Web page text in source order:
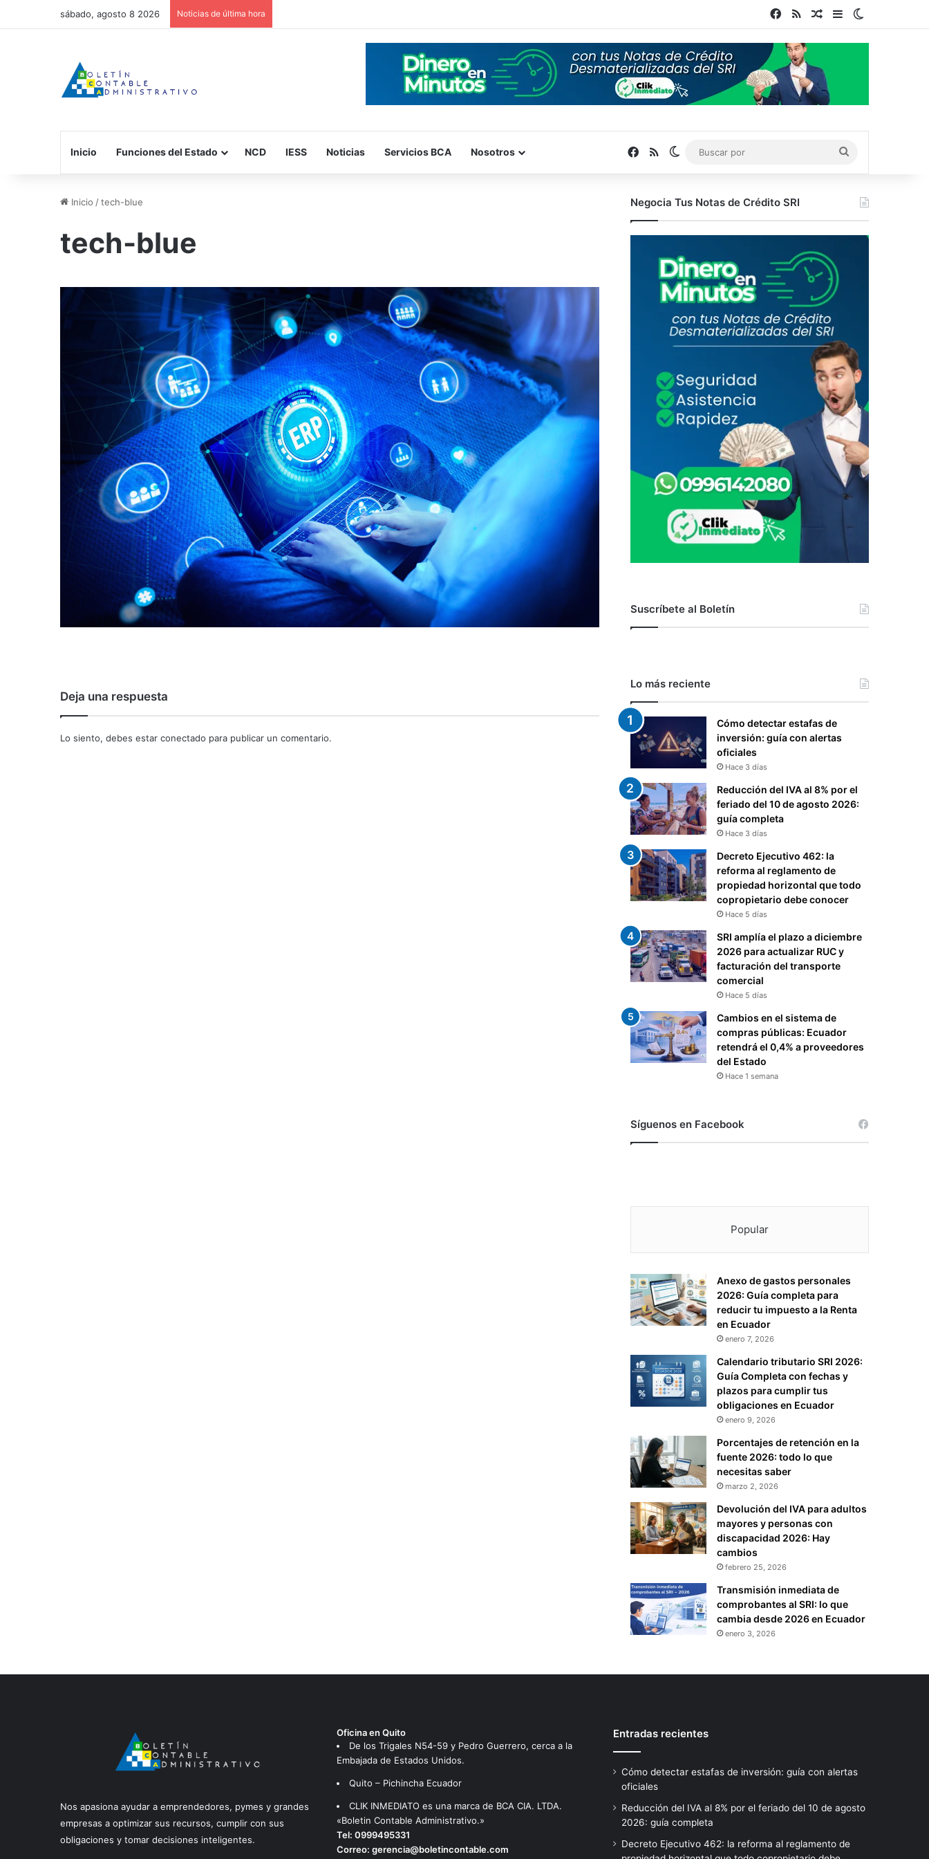
sábado, agosto 8 2026 Noticias de última hora Facebook
RSS Publicación al azar
Barra lateral
Inicio Funciones del Estado NCD IESS Noticias Servicios BCA Nosotros Facebook
RSS Switch skin
por
Inicio /tech-blue
tech-blue
Deja una respuesta
Lo siento, debes estar conectado para publicar un comentario.
Negocia Tus Notas de Crédito SRI
Suscríbete al Boletín
Lo más reciente
Cómo detectar estafas de
inversión: guía con alertas
oficiales
Hace 3 días
Reducción del IVA al 8% por el
feriado del 10 de agosto 2026:
guía completa
Hace 3 días
Decreto Ejecutivo 462: la
reforma al reglamento de
propiedad horizontal que todo
copropietario debe conocer
Hace 5 días
SRI amplía el plazo a diciembre
2026 para actualizar RUC y
facturación del transporte
comercial
Hace 5 días
Cambios en el sistema de
compras públicas: Ecuador
retendrá el 0,4% a proveedores
del Estado
Hace 1 semana
Síguenos en Facebook
Popular
Anexo de gastos personales
2026: Guía completa para
reducir tu impuesto a la Renta
en Ecuador
enero 7, 2026
Calendario tributario SRI 2026:
Guía Completa con fechas y
plazos para cumplir tus
obligaciones en Ecuador
enero 9, 2026
Porcentajes de retención en la
fuente 2026: todo lo que
necesitas saber
marzo 2, 2026
Devolución del IVA para adultos
mayores y personas con
discapacidad 2026: Hay
cambios
febrero 25, 2026
Transmisión inmediata de
comprobantes al SRI: lo que
cambia desde 2026 en Ecuador
enero 3, 2026
Nos apasiona ayudar a emprendedores, pymes y grandes
empresas a optimizar sus recursos, cumplir con sus
obligaciones y tomar decisiones inteligentes.
Oficina en Quito
De los Trigales N54-59 y Pedro Guerrero, cerca a la
Embajada de Estados Unidos.
Quito – Pichincha Ecuador
CLIK INMEDIATO es una marca de BCA CIA. LTDA.
«Boletin Contable Administrativo.»
Tel: 0999495331
Correo: gerencia@boletincontable.com
Entradas recientes
Cómo detectar estafas de inversión: guía con alertas
oficiales
Reducción del IVA al 8% por el feriado del 10 de agosto
2026: guía completa
Decreto Ejecutivo 462: la reforma al reglamento de